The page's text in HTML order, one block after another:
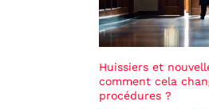
Huissiers et
comment cela
procédures ?